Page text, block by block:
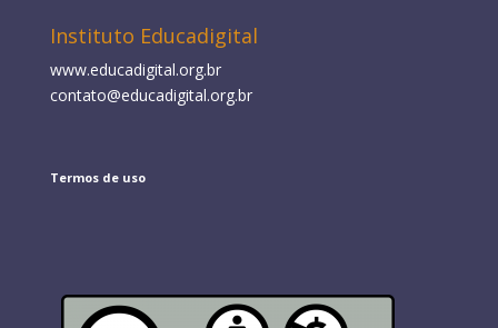
Instituto Educadigital
www.educadigital.org.br
contato@educadigital.org.br
Termos de uso